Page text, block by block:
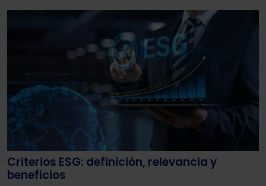
Criterios ESG: definición, relevancia y
beneficios